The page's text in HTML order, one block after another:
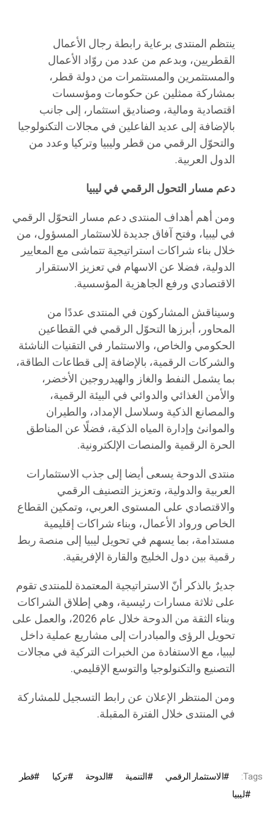
ينتظم المنتدى برعاية رابطة رجال الأعمال
القطريين، وبدعم من عدد من روّاد الأعمال
والمستثمرين والمستثمرات من دولة قطر،
بمشاركة ممثلين عن حكومات ومؤسسات
اقتصادية ومالية، وصناديق استثمار، إلى جانب
بالإضافة إلى عديد الفاعلين في مجالات التكنولوجيا
والتحوّل الرقمي من قطر وليبيا وتركيا وعدد من
الدول العربية.
دعم مسار التحول الرقمي في ليبيا
ومن أهم أهداف المنتدى دعم مسار التحوّل الرقمي
في ليبيا، وفتح آفاق جديدة للاستثمار المسؤول، من
خلال بناء شراكات استراتيجية تتماشى مع المعايير
الدولية، فضلا عن الاسهام في تعزيز الاستقرار
الاقتصادي ورفع الجاهزية المؤسسية.
وسيناقش المشاركون في المنتدى عددًا من
المحاور، أبرزها التحوّل الرقمي في القطاعين
الحكومي والخاص، والاستثمار في التقنيات الناشئة
والشركات الرقمية، بالإضافة إلى قطاعات الطاقة،
بما يشمل النفط والغاز والهيدروجين الأخضر،
والأمن الغذائي والدوائي في البيئة الرقمية،
والمصانع الذكية وسلاسل الإمداد، والطيران
والموانئ وإدارة المياه الذكية، فضلًا عن المناطق
الحرة الرقمية والمنصات الإلكترونية.
منتدى الدوحة يسعى أيضا إلى جذب الاستثمارات
العربية والدولية، وتعزيز التصنيف الرقمي
والاقتصادي على المستوى العربي، وتمكين القطاع
الخاص ورواد الأعمال، وبناء شراكات إقليمية
مستدامة، بما يسهم في تحويل ليبيا إلى منصة ربط
رقمية بين دول الخليج والقارة الإفريقية.
جديرٌ بالذكر أنّ الاستراتيجية المعتمدة للمنتدى تقوم
على ثلاثة مسارات رئيسية، وهي إطلاق الشراكات
وبناء الثقة من الدوحة خلال عام 2026، والعمل على
تحويل الرؤى والمبادرات إلى مشاريع عملية داخل
ليبيا، مع الاستفادة من الخبرات التركية في مجالات
التصنيع والتكنولوجيا والتوسع الإقليمي.
ومن المنتظر الإعلان عن رابط التسجيل للمشاركة
في المنتدى خلال الفترة المقبلة.
Tags: الاستثمار الرقمي التنمية الدوحة تركيا
قطر
ليبيا